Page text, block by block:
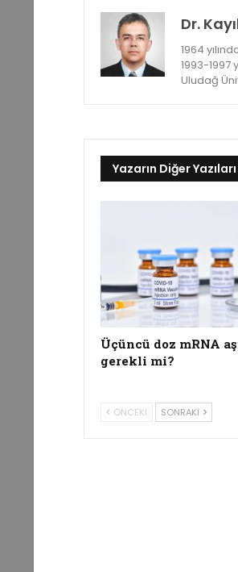
Dr.
1964
1993-1997
Uludağ
Yazarın Diğer Yazıları
Üçüncü doz mRNA
gerekli mi?
ÖNCEKI SONRAKI